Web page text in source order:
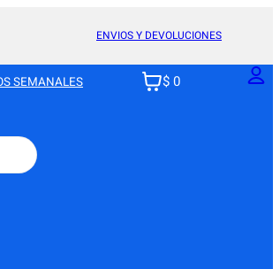
ENVIOS Y DEVOLUCIONES
SEMANALES $ 0